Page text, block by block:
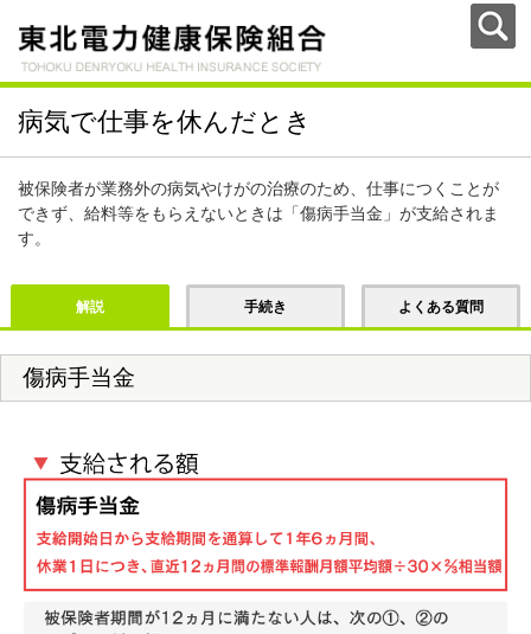
病気で仕事を休んだとき
被保険者が業務外の病気やけがの治療のため、仕事につくことが
できず、給料等をもらえないときは「傷病手当金」が支給されま
す。
解説 手続き よくある質問
傷病手当金